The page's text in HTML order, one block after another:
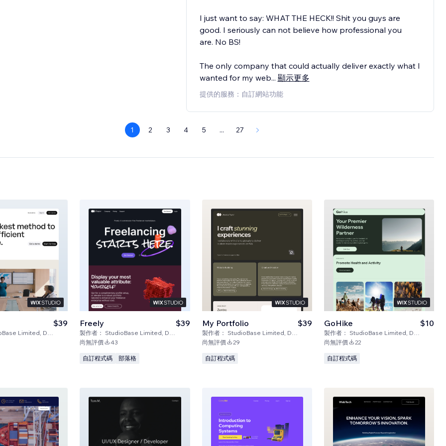
I just want to say: WHAT THE HECK!! Shit you guys are
good. I seriously can not believe how professional you
are. No BS!
The only company that could actually deliver exactly what I
wanted for my web... 顯示更多
提供的服務：自訂網站功能
1 2 3 4 5 ... 27
D.B.A. Certified Code
$39 Freely
製作者： StudioBase Limited, D.B.A. Certified Code
$39
尚無評價 43
自訂程式碼 部落格
My Portfolio
製作者： StudioBase Limited, D.B.A. Certified Code
$39
尚無評價 29
自訂程式碼
GoHike
製作者： StudioBase Limited, D.B.A. Certified Code
$10
尚無評價 22
自訂程式碼